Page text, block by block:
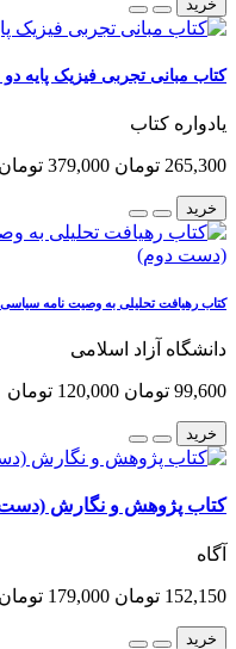
خرید
کتاب مبانی تجربی فیزیک پایه
یادواره کتاب
265,300 تومان 379,000 تومان
خرید
کتاب رهیافت تحلیلی به وصیت نامه
دانشگاه آزاد اسلامی
99,600 تومان 120,000 تومان
خرید
کتاب پژوهش و نگارش
آگاه
152,150 تومان 179,000 تومان
خرید